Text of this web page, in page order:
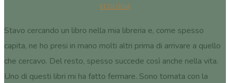
ECOLOGIA
Stavo cercando un libro nella mia libreria e, come spesso
capita, ne ho presi in mano molti altri prima di arrivare a quello
che cercavo. Del resto, spesso succede così anche nella vita.
Uno di questi libri mi ha fatto fermare. Sono tornata con la